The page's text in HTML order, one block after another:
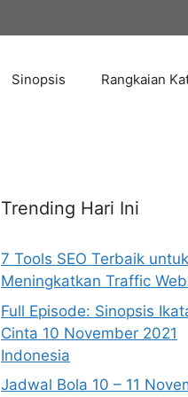
Sinopsis Rangkaian
Trending Hari Ini
7 Tools SEO Terbaik untuk
Meningkatkan Traffic
Full Episode: Sinopsis
Cinta 10 November 2021
Indonesia
Jadwal Bola 10 – 11